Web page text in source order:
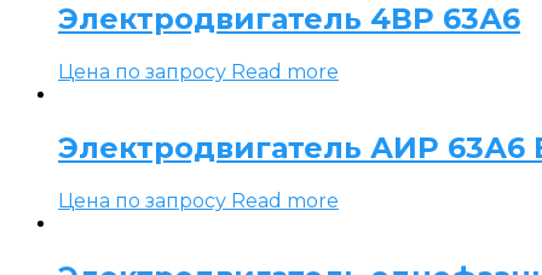
Электродвигатель 4ВР 63А6
Цена по запросу Read more
Электродвигатель АИР 63А6
Цена по запросу Read more